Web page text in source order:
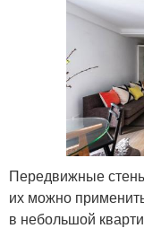
Передвижные
их можно
в небольшой